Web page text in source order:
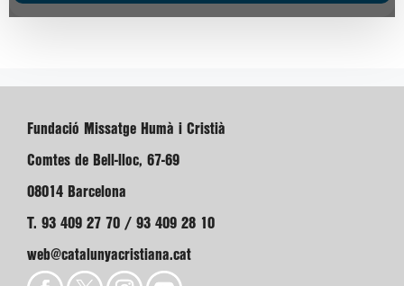
Fundació Missatge Humà i Cristià
Comtes de Bell-lloc, 67-69
08014 Barcelona
T. 93 409 27 70 / 93 409 28 10
web@catalunyacristiana.cat